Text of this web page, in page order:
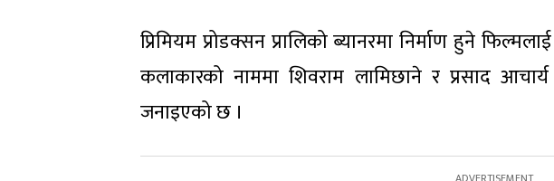
प्रिमियम प्रोडक्सन प्रालिको ब्यानरमा निर्माण हुने
कलाकारको नाममा शिवराम लामिछाने र प्रसाद
जनाइएको छ ।